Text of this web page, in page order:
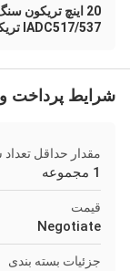
20 اينچ تريكون سنگ
IADC517/537 تریکون بِت
شرایط پرداخت
مقدار حداقل
1 مجموعه
قیمت
Negotiate
جزئیات بسته بندی